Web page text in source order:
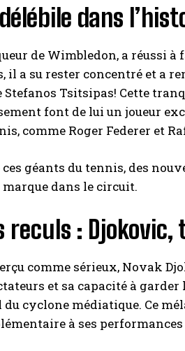
dans
de Wimbledon, a réussi
il a su rester concentré et a
Tsitsipas! Cette
font de lui un joueur
comme Roger Federer et
géants du tennis, des
dans le circuit.
reculs :
comme sérieux, Novak
et sa capacité à
cyclone médiatique. Ce
à ses